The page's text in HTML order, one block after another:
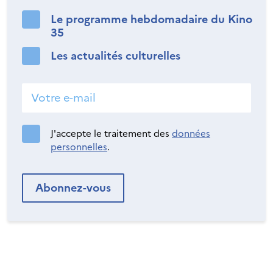
Le programme hebdomadaire du Kino
35
Les actualités culturelles
J'accepte le traitement des données
personnelles.